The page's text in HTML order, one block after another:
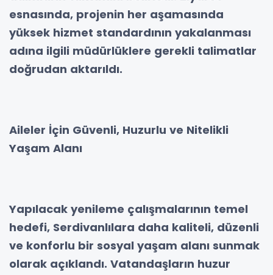
esnasında, projenin her aşamasında
yüksek hizmet standardının yakalanması
adına ilgili müdürlüklere gerekli talimatlar
doğrudan aktarıldı.
Aileler İçin Güvenli, Huzurlu ve Nitelikli
Yaşam Alanı
Yapılacak yenileme çalışmalarının temel
hedefi, Serdivanlılara daha kaliteli, düzenli
ve konforlu bir sosyal yaşam alanı sunmak
olarak açıklandı. Vatandaşların huzur